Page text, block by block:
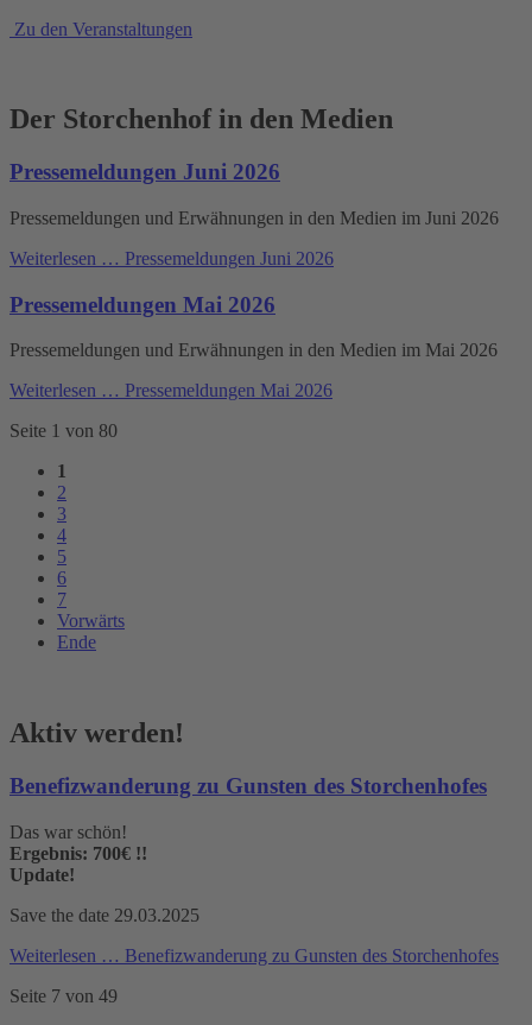
Zu den Veranstaltungen
Der Storchenhof in den Medien
Pressemeldungen Juni 2026
Pressemeldungen und Erwähnungen in den Medien im Juni 2026
Weiterlesen … Pressemeldungen Juni 2026
Pressemeldungen Mai 2026
Pressemeldungen und Erwähnungen in den Medien im Mai 2026
Weiterlesen … Pressemeldungen Mai 2026
Seite 1 von 80
1
2
3
4
5
6
7
Vorwärts
Ende
Aktiv werden!
Benefizwanderung zu Gunsten des Storchenhofes
Das war schön!
Ergebnis: 700€ !!
Update!
Save the date 29.03.2025
Weiterlesen … Benefizwanderung zu Gunsten des Storchenhofes
Seite 7 von 49